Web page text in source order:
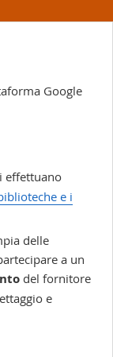
Google
effettuano
e i
delle
a un
del fornitore
e